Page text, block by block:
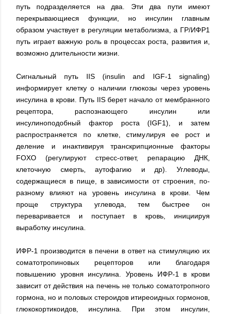
путь подразделяется на два. Эти два пути имеют
перекрывающиеся функции, но инсулин главным
образом участвует в регуляции метаболизма, а ГР/ИФР1
путь играет важную роль в процессах роста, развития и,
возможно длительности жизни.
Сигнальный путь IIS (insulin and IGF-1 signaling)
информирует клетку о наличии глюкозы через уровень
инсулина в крови. Путь IIS берет начало от мембранного
рецептора, распознающего инсулин или
инсулиноподобный фактор роста (IGF1), и затем
распространяется по клетке, стимулируя ее рост и
деление и инактивируя транскрипционные факторы
FOXO (регулируют стресс-ответ, репарацию ДНК,
клеточную смерть, аутофагию и др). Углеводы,
содержащиеся в пище, в зависимости от строения, по-
разному влияют на уровень инсулина в крови. Чем
проще структура углевода, тем быстрее он
переваривается и поступает в кровь, инициируя
выработку инсулина.
ИФР-1 производится в печени в ответ на стимуляцию их
соматотропиновых рецепторов или благодаря
повышению уровня инсулина. Уровень ИФР-1 в крови
зависит от действия на печень не только соматотропного
гормона, но и половых стероидов итиреоидных гормонов,
глюкокортикоидов, инсулина. При этом инсулин,